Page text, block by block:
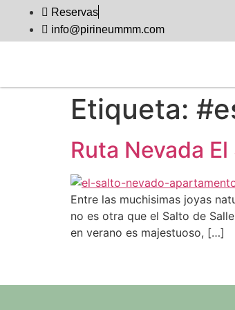
Reservas
info@pirineummm.com
Etiqueta:
Ruta Nevada
Entre las muchisimas joyas
no es otra que el Salto de
en verano es majestuoso, […]